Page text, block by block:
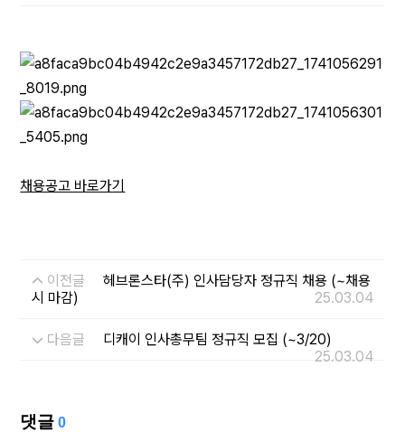
채용공고 바로가기
이전글
헤브론스타(주) 인사담당자 정규직 채용 (~채용
시 마감)
25.03.04
다음글
디캐이 인사총무팀 정규직 모집 (~3/20)
25.03.04
댓글 0